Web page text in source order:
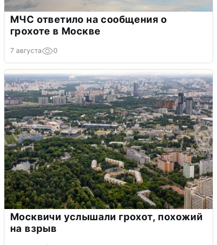
МЧС ответило на сообщения о
грохоте в Москве
7 августа 0
Москвичи услышали грохот, похожий
на взрыв